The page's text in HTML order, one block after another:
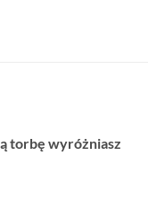
torbę wyróżniasz